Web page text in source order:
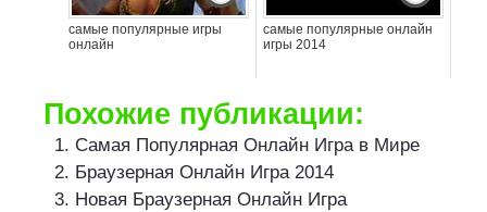
самые популярные игры
онлайн
самые популярные онлайн
игры 2014
Похожие публикации:
Самая Популярная Онлайн Игра в Мире
Браузерная Онлайн Игра 2014
Новая Браузерная Онлайн Игра